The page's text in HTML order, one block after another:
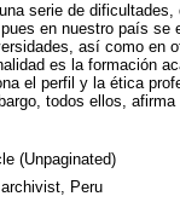
serie de
en nuestro país
así como en
es la formación
el perfil y la ética
todos ellos,
(Unpaginated)
Peru